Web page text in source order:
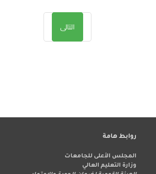
التالى
روابط هامة
المجلس الأعلى للجامعات
وزارة التعليم العالي